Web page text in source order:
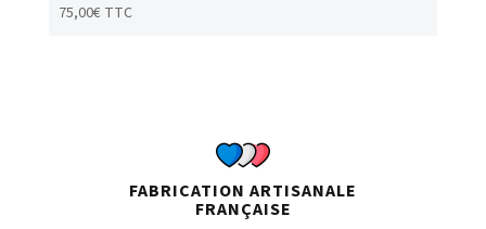
75,00€ TTC
FABRICATION ARTISANALE
FRANÇAISE